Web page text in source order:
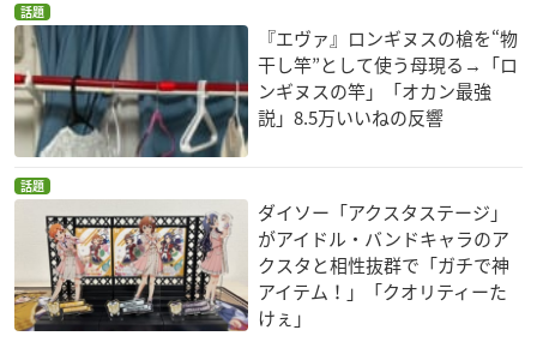
話題
『エヴァ』ロンギヌスの槍を“物
干し竿”として使う母現る→「ロ
ンギヌスの竿」「オカン最強
説」8.5万いいねの反響
話題
ダイソー「アクスタステージ」
がアイドル・バンドキャラのア
クスタと相性抜群で「ガチで神
アイテム！」「クオリティーた
けぇ」